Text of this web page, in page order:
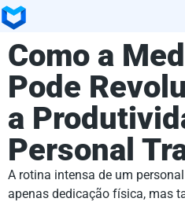
Como a
Pode
a
Personal
A rotina intensa de um
apenas dedicação física, mas